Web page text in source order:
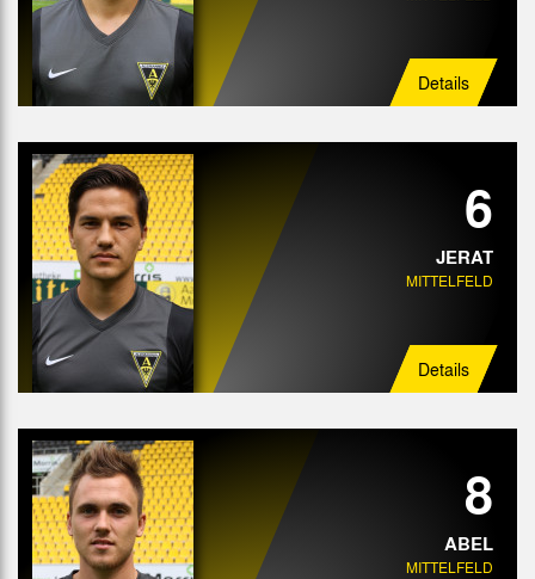
Details
6
JERAT
MITTELFELD
Details
8
ABEL
MITTELFELD